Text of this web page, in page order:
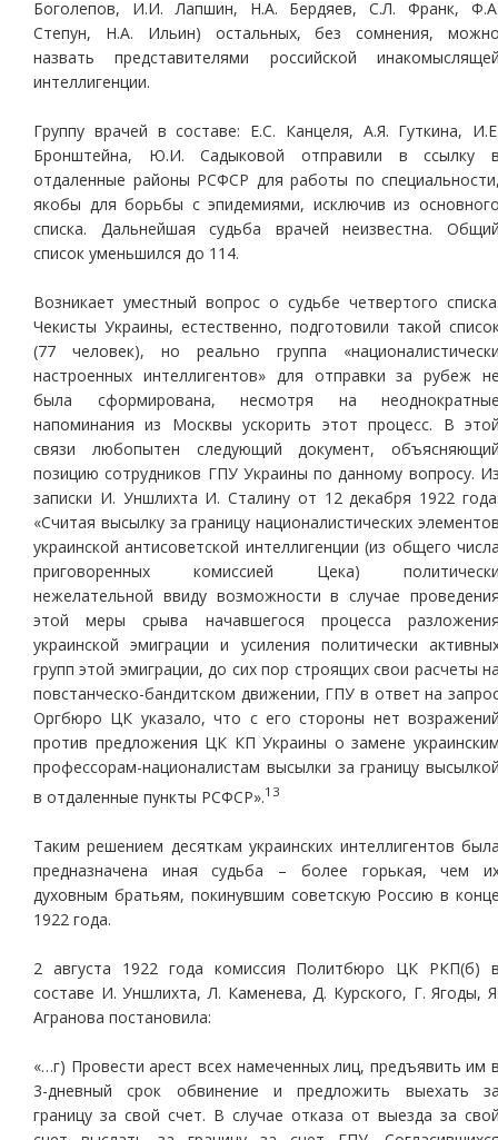
Боголепов, И.И. Лапшин, Н.А. Бердяев, С.Л. Франк,
Степун, Н.А. Ильин) остальных, без сомнения,
назвать представителями российской
интеллигенции.
Группу врачей в составе: Е.С. Канцеля, А.Я. Гуткина,
Бронштейна, Ю.И. Садыковой отправили в ссылку
отдаленные районы РСФСР для работы по
якобы для борьбы с эпидемиями, исключив из
списка. Дальнейшая судьба врачей неизвестна.
список уменьшился до 114.
Возникает уместный вопрос о судьбе четвертого
Чекисты Украины, естественно, подготовили такой
(77 человек), но реально группа
настроенных интеллигентов» для отправки за рубеж
была сформирована, несмотря на
напоминания из Москвы ускорить этот процесс. В
связи любопытен следующий документ,
позицию сотрудников ГПУ Украины по данному вопросу.
записки И. Уншлихта И. Сталину от 12 декабря 1922
«Считая высылку за границу националистических
украинской антисоветской интеллигенции (из общего
приговоренных комиссией Цека)
нежелательной ввиду возможности в случае
этой меры срыва начавшегося процесса
украинской эмиграции и усиления политически
групп этой эмиграции, до сих пор строящих свои расчеты
повстанческо-бандитском движении, ГПУ в ответ на
Оргбюро ЦК указало, что с его стороны нет
против предложения ЦК КП Украины о замене
профессорам-националистам высылки за границу
в отдаленные пункты РСФСР».13
Таким решением десяткам украинских интеллигентов
предназначена иная судьба – более горькая, чем
духовным братьям, покинувшим советскую Россию в
1922 года.
2 августа 1922 года комиссия Политбюро ЦК РКП(б)
составе И. Уншлихта, Л. Каменева, Д. Курского, Г. Ягоды,
Агранова постановила:
«…г) Провести арест всех намеченных лиц, предъявить им
3-дневный срок обвинение и предложить выехать
границу за свой счет. В случае отказа от выезда за